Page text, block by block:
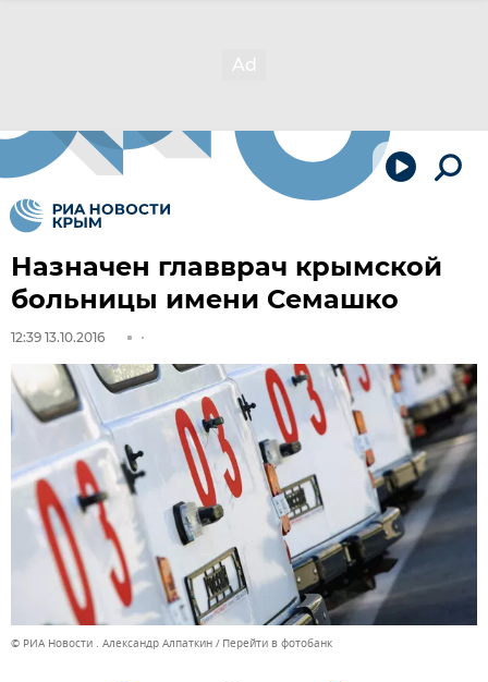
Назначен главврач крымской
больницы имени Семашко
12:39 13.10.2016
© РИА Новости . Александр Алпаткин Перейти в фотобанк